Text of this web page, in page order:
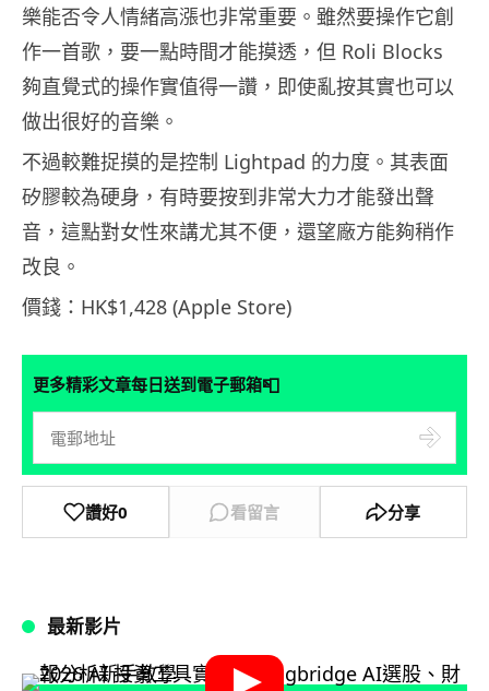
樂能否令人情緒高漲也非常重要。雖然要操作它創
作一首歌，要一點時間才能摸透，但 Roli Blocks
夠直覺式的操作實值得一讚，即使亂按其實也可以
做出很好的音樂。
不過較難捉摸的是控制 Lightpad 的力度。其表面
矽膠較為硬身，有時要按到非常大力才能發出聲
音，這點對女性來講尤其不便，還望廠方能夠稍作
改良。
價錢：HK$1,428 (Apple Store)
更多精彩文章每日送到電子郵箱📮
讚好0 看留言 分享
最新影片